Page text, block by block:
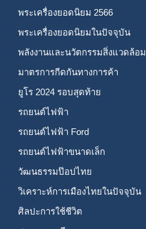
พระเครื่องยอดนิยม 2566
พระเครื่องยอดนิยมในปัจจุบัน
พลังงานและนวัตกรรมสิ่งแวดล้อม
มาตรการกีดกันทางการค้า
ยูโร 2024 รอบสุดท้าย
รถยนต์ไฟฟ้า
รถยนต์ไฟฟ้า Ford
รถยนต์ไฟฟ้าขนาดเล็ก
วัฒนธรรมป๊อปไทย
วิเคราะห์การเมืองไทยในปัจจุบัน
ศิลปะการใช้ชีวิต